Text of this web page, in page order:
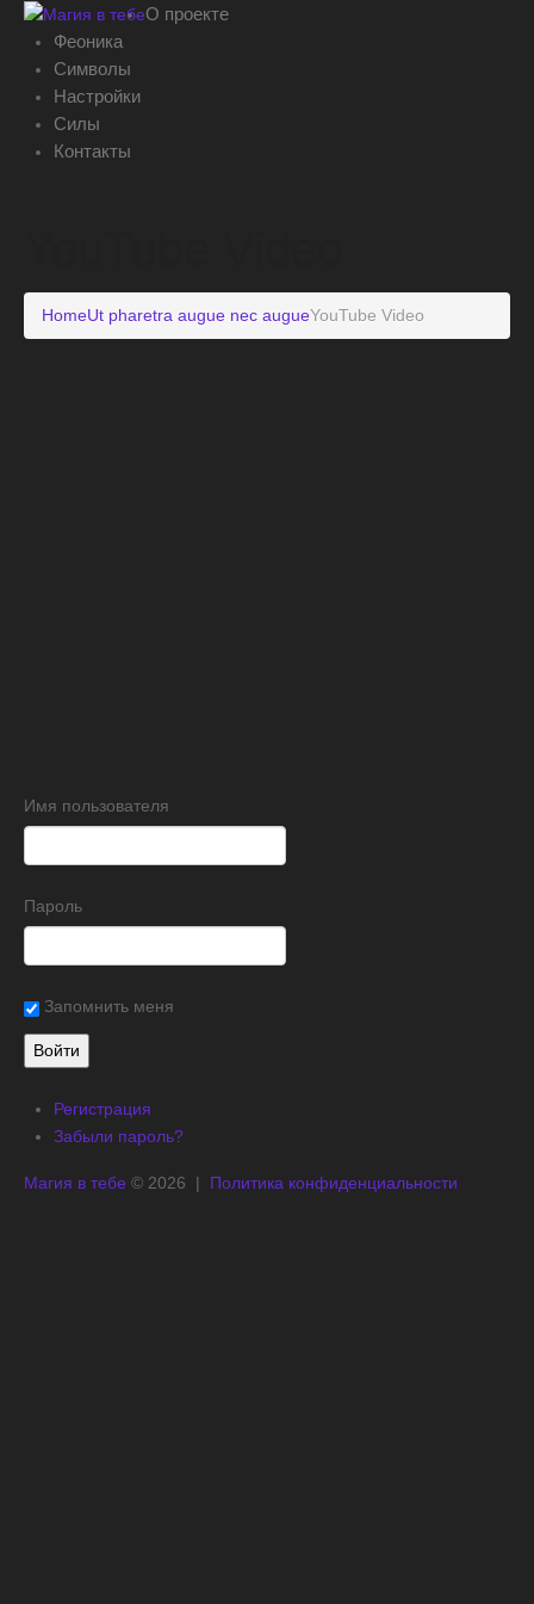
О проекте
Феоника
Символы
Настройки
Силы
Контакты
HomeUt pharetra augue nec augueYouTube Video
Имя пользователя
Пароль
Запомнить меня
Регистрация
Забыли пароль?
Магия в тебе © 2026 | Политика конфиденциальности